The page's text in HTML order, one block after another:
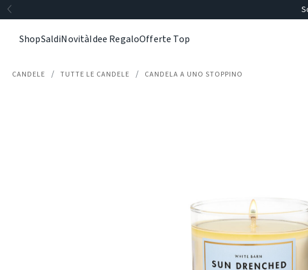
ShopSaldiNovitàIdee RegaloOfferte Top
CANDELE TUTTE LE CANDELE CANDELA A UNO STOPPINO